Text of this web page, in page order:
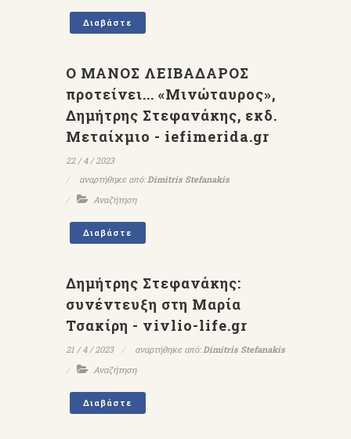
Διαβάστε
Ο ΜΑΝΟΣ ΛΕΙΒΑΔΑΡΟΣ
προτείνει... «Μινώταυρος»,
Δημήτρης Στεφανάκης, εκδ.
Μεταίχμιο - iefimerida.gr
22 / 4 / 2023
αναρτήθηκε από:Dimitris Stefanakis
Αναζήτηση
Διαβάστε
Δημήτρης Στεφανάκης:
συνέντευξη στη Μαρία
Τσακίρη - vivlio-life.gr
21 / 4 / 2023 αναρτήθηκε από:Dimitris Stefanakis
Αναζήτηση
Διαβάστε